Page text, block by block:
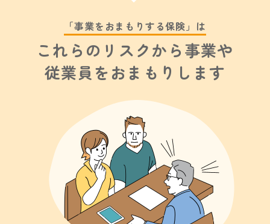
「事業をおまもりする保険」は
これらのリスクから事業や
従業員をおまもりします